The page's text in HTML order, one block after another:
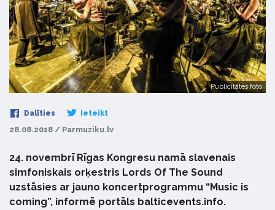
Publicitātes foto
Dalīties Ieteikt
28.08.2018 / Parmuziku.lv
24. novembrī Rīgas Kongresu namā slavenais
simfoniskais orķestris Lords Of The Sound
uzstāsies ar jauno koncertprogrammu “Music is
coming”, informē portāls balticevents.info.